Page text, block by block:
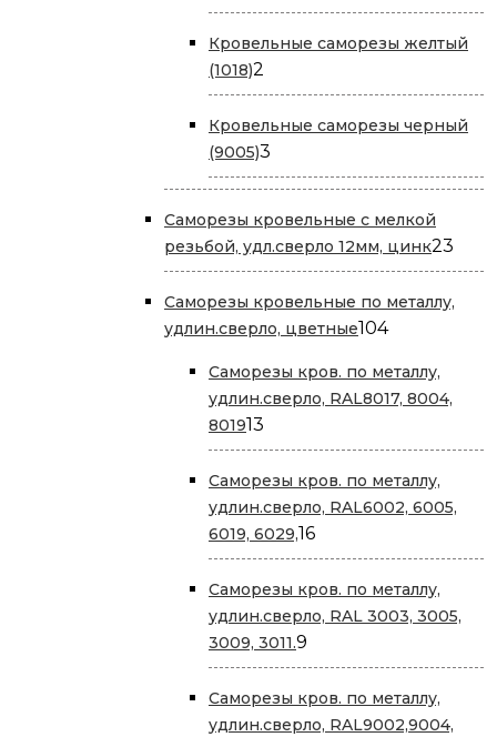
товаров
Кровельные саморезы желтый
(1018)2
товара
Кровельные саморезы черный
(9005)3
товара
Саморезы кровельные с мелкой
резьбой, удл.сверло 12мм, цинк23
Саморезы кровельные по металлу,
удлин.сверло, цветные104104
Саморезы кров. по металлу,
удлин.сверло, RAL8017, 8004,
801913
товаров
Саморезы кров. по металлу,
удлин.сверло, RAL6002, 6005,
6019, 6029,1616
товаров
Саморезы кров. по металлу,
удлин.сверло, RAL 3003, 3005,
3009, 3011.9
товаров
Саморезы кров. по металлу,
удлин.сверло, RAL9002,9004,